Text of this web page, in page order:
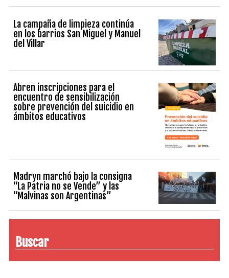
La campaña de limpieza continúa
en los barrios San Miguel y Manuel
del Villar
Abren inscripciones para el
encuentro de sensibilización
sobre prevención del suicidio en
ámbitos educativos
Madryn marchó bajo la consigna
“La Patria no se Vende” y las
“Malvinas son Argentinas”
Buscar